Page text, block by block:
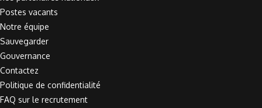
Postes vacants
Notre équipe
Sauvegarder
Gouvernance
Contactez
Politique de confidentialité
FAQ sur le recrutement